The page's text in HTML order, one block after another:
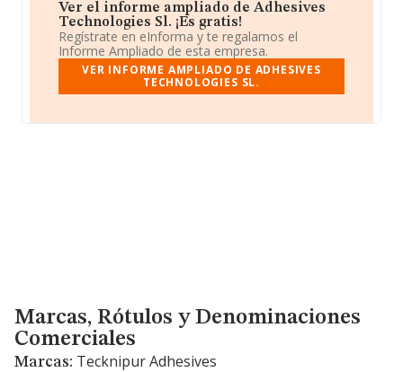
Ver el informe ampliado de Adhesives
Technologies Sl. ¡Es gratis!
Regístrate en eInforma y te regalamos el
Informe Ampliado de esta empresa.
VER INFORME AMPLIADO DE ADHESIVES
TECHNOLOGIES SL.
Marcas, Rótulos y Denominaciones Comerciales
Marcas, Rótulos y Denominaciones
Comerciales
Marcas: Tecknipur Adhesives